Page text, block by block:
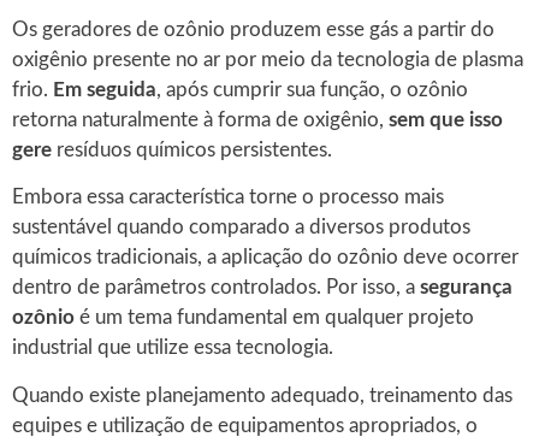
Os geradores de ozônio produzem esse gás a partir do
oxigênio presente no ar por meio da tecnologia de plasma
frio. Em seguida, após cumprir sua função, o ozônio
retorna naturalmente à forma de oxigênio, sem que isso
gere resíduos químicos persistentes.
Embora essa característica torne o processo mais
sustentável quando comparado a diversos produtos
químicos tradicionais, a aplicação do ozônio deve ocorrer
dentro de parâmetros controlados. Por isso, a segurança
ozônio é um tema fundamental em qualquer projeto
industrial que utilize essa tecnologia.
Quando existe planejamento adequado, treinamento das
equipes e utilização de equipamentos apropriados, o